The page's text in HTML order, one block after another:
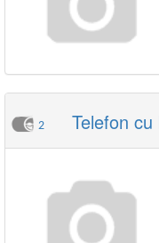
2 Telefon